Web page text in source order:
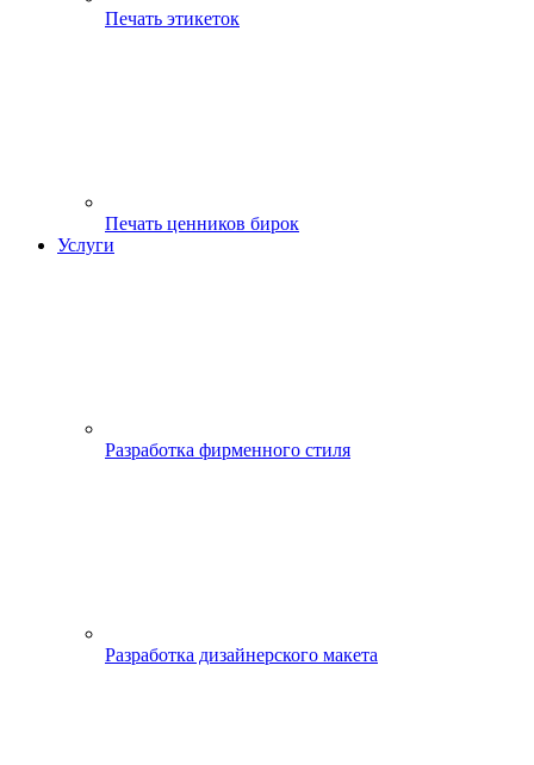
Печать этикеток
Печать ценников бирок
Услуги
Разработка фирменного стиля
Разработка дизайнерского макета